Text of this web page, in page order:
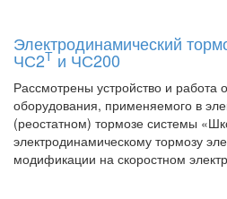
Электродинамический
ЧС2Т и ЧС200
Рассмотрены устройство и работа
оборудования, применяемого в
(реостатном) тормозе системы
электродинамическому тормозу
модификации на скоростном